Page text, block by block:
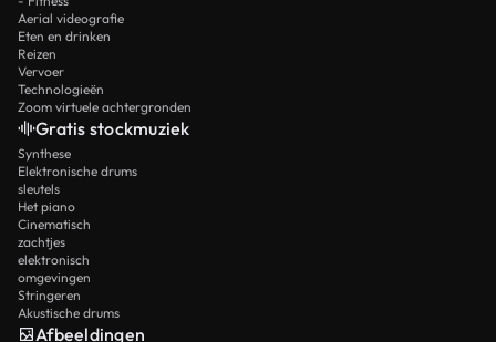
Aerial videografie
Eten en drinken
Reizen
Vervoer
Technologieën
Zoom virtuele achtergronden
Gratis stockmuziek
Synthese
Elektronische drums
sleutels
Het piano
Cinematisch
zachtjes
elektronisch
omgevingen
Stringeren
Akustische drums
Afbeeldingen